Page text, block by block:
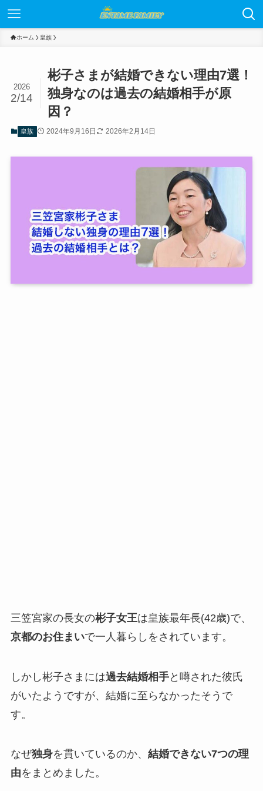
ホーム 皇族
彬子さまが結婚できない理由7選！
独身なのは過去の結婚相手が原
因？
2026
2/14
皇族 2024年9月16日 2026年2月14日
三笠宮家の長女の彬子女王は皇族最年長(42歳)で、
京都のお住まいで一人暮らしをされています。
しかし彬子さまには過去結婚相手と噂された彼氏
がいたようですが、結婚に至らなかったそうで
す。
なぜ独身を貫いているのか、 結婚できない7つの理
由をまとめました。